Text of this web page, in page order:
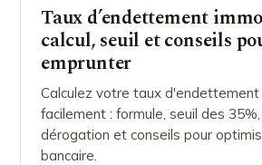
Taux d’endettement
calcul, seuil et conseils
emprunter
Calculez votre taux d'endettement
facilement : formule, seuil des
dérogation et conseils pour
bancaire.